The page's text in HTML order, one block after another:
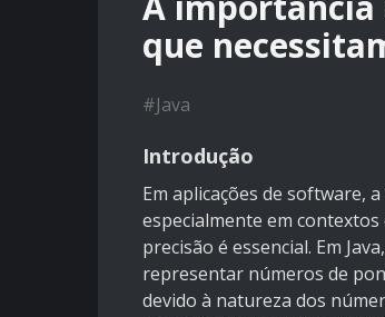
que
#Java
Introdução
Em aplicações de software,
especialmente em
precisão é essencial. Em
representar números de
devido à natureza dos